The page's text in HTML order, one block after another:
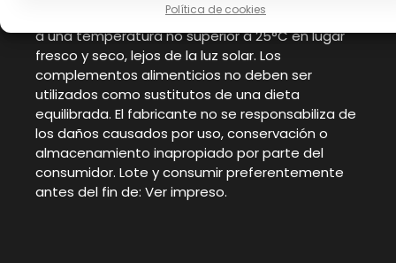
Política de cookies
tomar este complemento alimenticio. Conservar
a una temperatura no superior a 25°C en lugar
fresco y seco, lejos de la luz solar. Los
complementos alimenticios no deben ser
utilizados como sustitutos de una dieta
equilibrada. El fabricante no se responsabiliza de
los daños causados por uso, conservación o
almacenamiento inapropiado por parte del
consumidor. Lote y consumir preferentemente
antes del fin de: Ver impreso.